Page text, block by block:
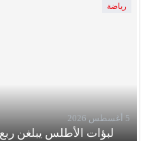
رياضة
لبؤات الأطلس يبلغن
5 أغسطس 2026